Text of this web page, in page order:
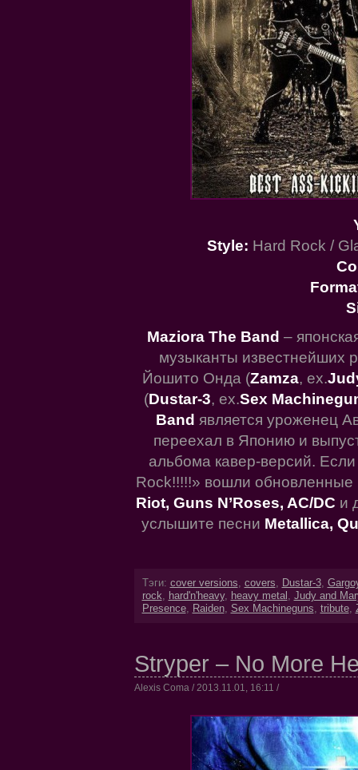
Style: Hard Rock /
Maziora The Band –
музыканты известнейших
Йошито Онда (Zamza, ex.
(Dustar-3, ex.Sex
Band является уроженец
переехал в Японию и
альбома кавер-версий.
Rock!!!!!» вошли обновленные
Riot, Guns N’Roses, AC/DC и
услышите песни Metallica,
Тэги: cover versions, covers, Dustar-3,
rock, hard'n'heavy, heavy metal , Judy and
Presence, Raiden, Sex Machineguns, tribute,
Stryper – No More
Alexis Coma / 2013.11.01, 16:11 /